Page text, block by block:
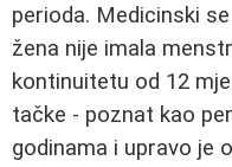
perioda. Medicinski
žena nije imala
kontinuitetu od 12
tačke - poznat kao
godinama i upravo je